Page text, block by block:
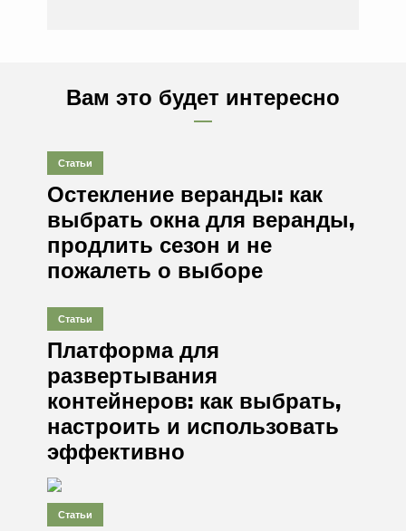
Вам это будет интересно
Статьи
Остекление веранды: как
выбрать окна для веранды,
продлить сезон и не
пожалеть о выборе
Статьи
Платформа для
развертывания
контейнеров: как выбрать,
настроить и использовать
эффективно
Статьи